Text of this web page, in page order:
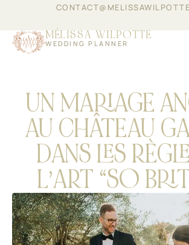
MÉLISSA WILPOTTE
WEDDING PLANNER
UN MARIAGE
AU CHÂTEAU
DANS LES
L’ART “SO